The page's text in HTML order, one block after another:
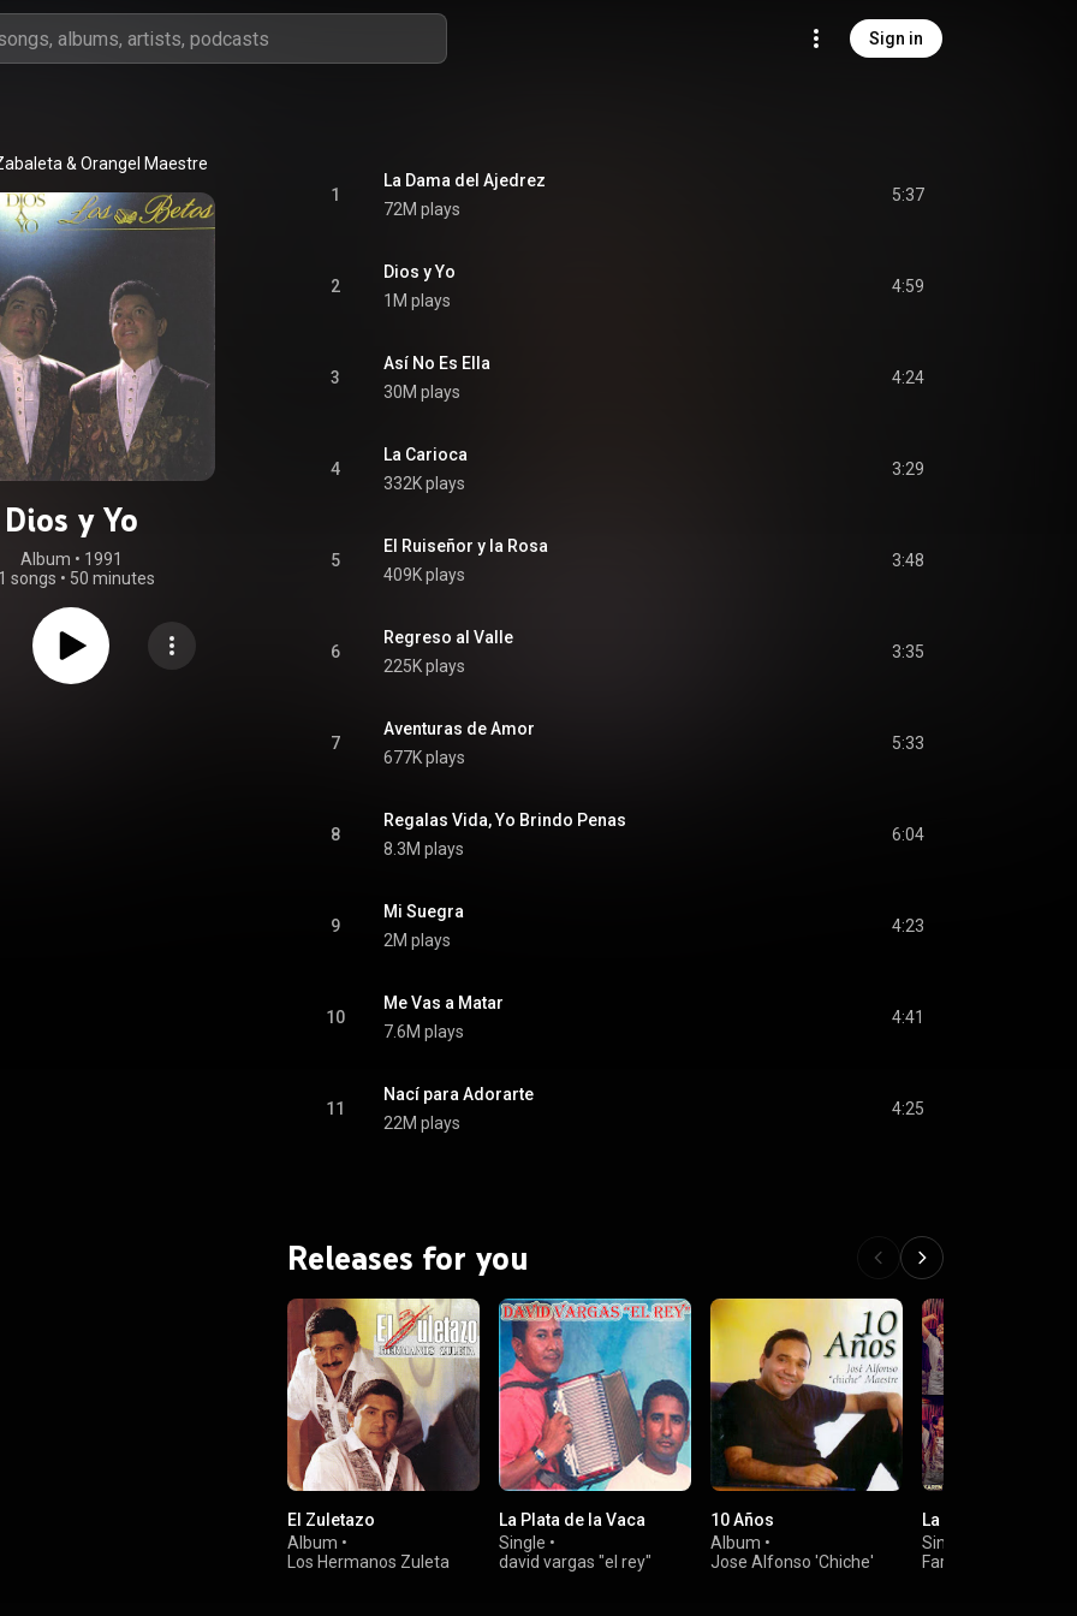
Sign in
& Orangel Maestre
Dios y Yo
Album • 1991
songs • 50 minutes
1
La Dama del Ajedrez
72M plays
5:37
2
Dios y Yo
1M plays
4:59
3
Así No Es Ella
30M plays
4:24
4
La Carioca
332K plays
3:29
5
El Ruiseñor y la Rosa
409K plays
3:48
6
Regreso al Valle
225K plays
3:35
7
Aventuras de Amor
677K plays
5:33
8
Regalas Vida, Yo Brindo Penas
8.3M plays
6:04
9
Mi Suegra
2M plays
4:23
10
Me Vas a Matar
7.6M plays
4:41
11
Nací para Adorarte
22M plays
4:25
Releases for you
El Zuletazo
Album •
Los Hermanos Zuleta
La Plata de la Vaca
Single •
david vargas "el rey"
10 Años
Album •
Jose Alfonso 'Chiche'
La Pastillita
Single
Farid Ortiz